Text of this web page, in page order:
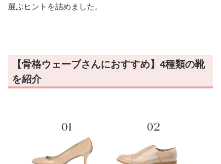
選ぶヒントを詰めました。
【骨格ウェーブさんにおすすめ】4種類の靴
を紹介